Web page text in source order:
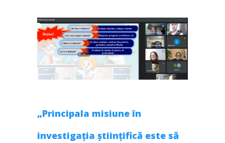
„Principala misiune în
investigația științifică este să